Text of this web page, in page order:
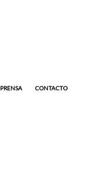
PRENSA CONTACTO